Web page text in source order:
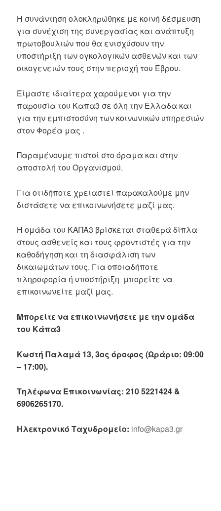
Η συνάντηση ολοκληρώθηκε με κοινή δέσμευση
για συνέχιση της συνεργασίας και ανάπτυξη
πρωτοβουλιών που θα ενισχύσουν την
υποστήριξη των ογκολογικών ασθενών και των
οικογενειών τους στην περιοχή του Έβρου.
Είμαστε ιδιαίτερα χαρούμενοι για την
παρουσία του Καπα3 σε όλη την Ελλαδα και
για την εμπιστοσύνη των κοινωνικών υπηρεσιών
στον Φορέα μας .
Παραμένουμε πιστοί στο όραμα και στην
αποστολή του Οργανισμού.
Για οτιδήποτε χρειαστεί παρακαλούμε μην
διστάσετε να επικοινωνήσετε μαζί μας.
Η ομάδα του ΚΑΠΑ3 βρίσκεται σταθερά δίπλα
στους ασθενείς και τους φροντιστές για την
καθοδήγηση και τη διασφάλιση των
δικαιωμάτων τους. Για οποιαδήποτε
πληροφορία ή υποστήριξη μπορείτε να
επικοινωνείτε μαζί μας.
Μπορείτε να επικοινωνήσετε με την ομάδα
του Κάπα3
Κωστή Παλαμά 13, 3ος όροφος (Ωράριο: 09:00
– 17:00).
Τηλέφωνα Επικοινωνίας: 210 5221424 &
6906265170.
Ηλεκτρονικό Ταχυδρομείο: info@kapa3.gr